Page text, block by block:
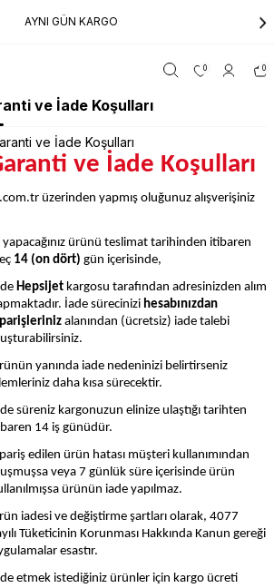
AYNI GÜN KARGO
0 0
ve İade Koşulları
ve İade Koşulları
ve İade Koşulları
üzerinden yapmış oluğunuz alışverişiniz
yapacağınız ürünü teslimat tarihinden itibaren
14 (on dört) gün içerisinde,
Hepsijet kargosu tarafından adresinizden alım
İade sürecinizi hesabınızdan
alanından (ücretsiz) iade talebi
yanında iade nedeninizi belirtirseniz
daha kısa sürecektir.
süreniz kargonuzun elinize ulaştığı tarihten
14 iş günüdür.
edilen ürün hatası müşteri kullanımından
veya 7 günlük süre içerisinde ürün
ürünün iade yapılmaz.
iadesi ve değiştirme şartları olarak, 4077
Tüketicinin Korunması Hakkında Kanun gereği
esastır.
etmek istediğiniz ürünler için kargo ücreti